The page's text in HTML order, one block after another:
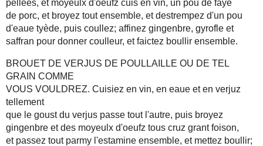
pellées, et moyeulx d'oeufz cuis en vin, un pou de faye
de porc, et broyez tout ensemble, et destrempez d'un pou
d'eaue tyède, puis coullez; affinez gingenbre, gyrofle et
saffran pour donner coulleur, et faictez boullir ensemble.
BROUET DE VERJUS DE POULLAILLE OU DE TEL
GRAIN COMME
VOUS VOULDREZ. Cuisiez en vin, en eaue et en verjuz
tellement
que le goust du verjus passe tout l'autre, puis broyez
gingenbre et des moyeulx d'oeufz tous cruz grant foison,
et passez tout parmy l'estamine ensemble, et mettez boullir;